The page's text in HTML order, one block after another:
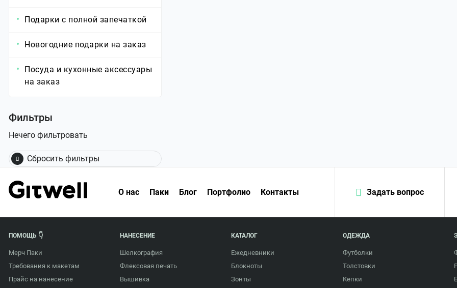
Подарки с полной запечаткой
Новогодние подарки на заказ
Посуда и кухонные аксессуары
на заказ
Фильтры
Нечего фильтровать
Сбросить фильтры
О нас Паки Блог Портфолио Контакты Задать вопрос
ПОМОЩЬ 👇
Мерч Паки
Требования к макетам
Прайс на нанесение
НАНЕСЕНИЕ
Шелкография
Флексовая печать
Вышивка
КАТАЛОГ
Ежедневники
Блокноты
Зонты
ОДЕЖДА
Футболки
Толстовки
Кепки